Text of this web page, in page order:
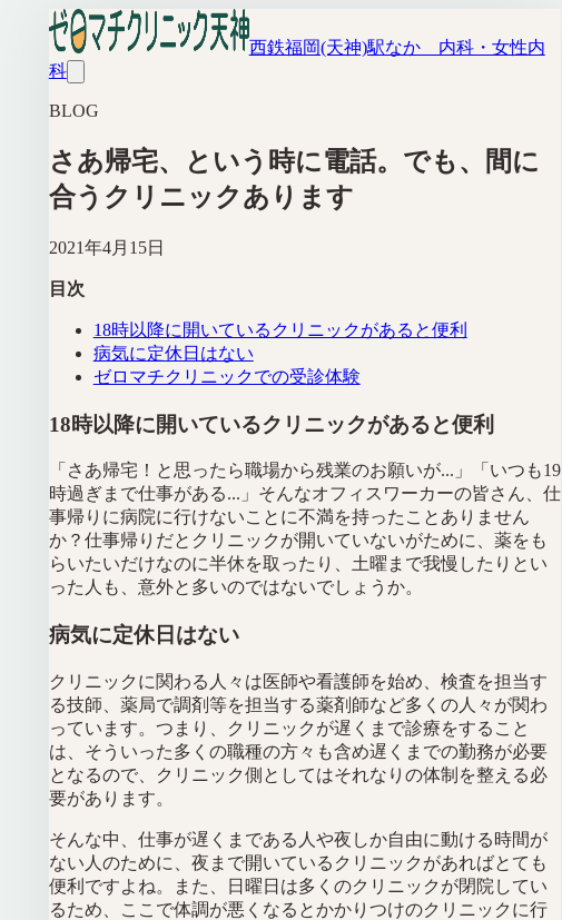
西鉄福岡(天神)駅なか 内科・女性内
科
BLOG
さあ帰宅、という時に電話。でも、間に
合うクリニックあります
2021年4月15日
目次
18時以降に開いているクリニックがあると便利
病気に定休日はない
ゼロマチクリニックでの受診体験
18時以降に開いているクリニックがあると便利
「さあ帰宅！と思ったら職場から残業のお願いが...」「いつも19
時過ぎまで仕事がある...」そんなオフィスワーカーの皆さん、仕
事帰りに病院に行けないことに不満を持ったことありません
か？仕事帰りだとクリニックが開いていないがために、薬をも
らいたいだけなのに半休を取ったり、土曜まで我慢したりとい
った人も、意外と多いのではないでしょうか。
病気に定休日はない
クリニックに関わる人々は医師や看護師を始め、検査を担当す
る技師、薬局で調剤等を担当する薬剤師など多くの人々が関わ
っています。つまり、クリニックが遅くまで診療をすること
は、そういった多くの職種の方々も含め遅くまでの勤務が必要
となるので、クリニック側としてはそれなりの体制を整える必
要があります。
そんな中、仕事が遅くまである人や夜しか自由に動ける時間が
ない人のために、夜まで開いているクリニックがあればとても
便利ですよね。また、日曜日は多くのクリニックが閉院してい
るため、ここで体調が悪くなるとかかりつけのクリニックに行